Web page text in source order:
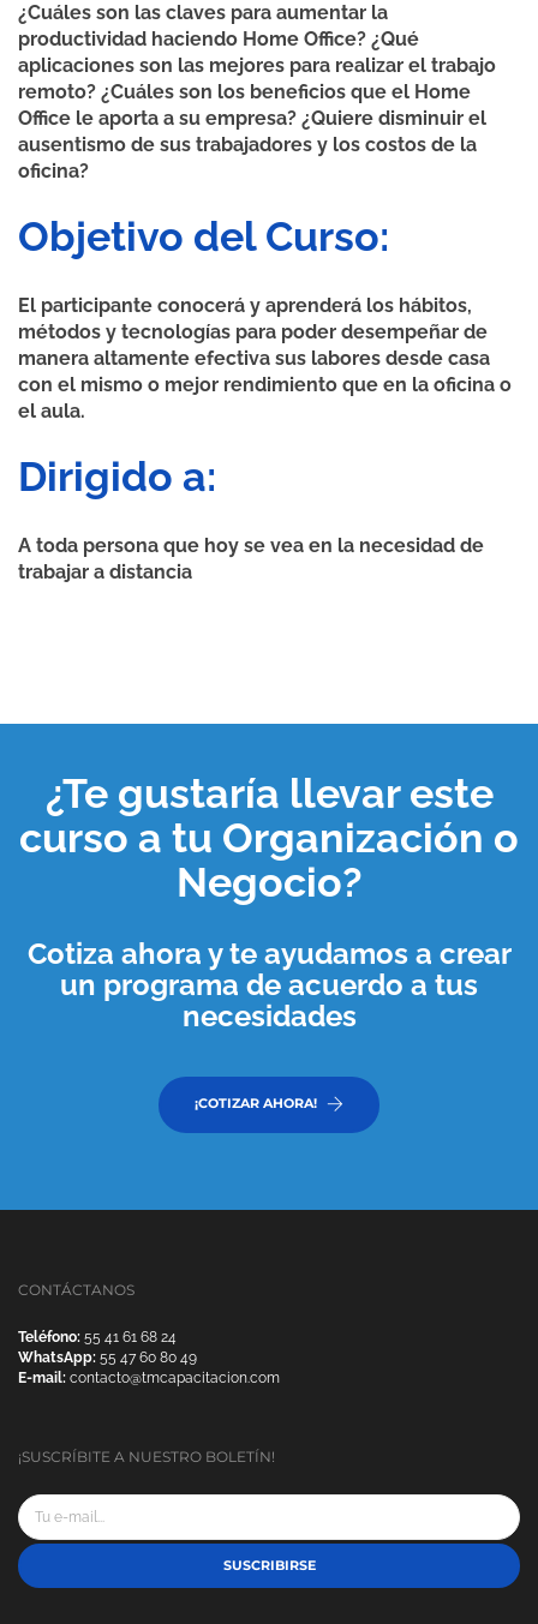
¿Cuáles son las claves para aumentar la
productividad haciendo Home Office? ¿Qué
aplicaciones son las mejores para realizar el trabajo
remoto? ¿Cuáles son los beneficios que el Home
Office le aporta a su empresa? ¿Quiere disminuir el
ausentismo de sus trabajadores y los costos de la
oficina?
Objetivo del Curso:
El participante conocerá y aprenderá los hábitos,
métodos y tecnologías para poder desempeñar de
manera altamente efectiva sus labores desde casa
con el mismo o mejor rendimiento que en la oficina o
el aula.
Dirigido a:
A toda persona que hoy se vea en la necesidad de
trabajar a distancia
¿Te gustaría llevar este
curso a tu Organización o
Negocio?
Cotiza ahora y te ayudamos a crear
un programa de acuerdo a tus
necesidades
¡COTIZAR AHORA!
CONTÁCTANOS
Teléfono: 55 41 61 68 24
WhatsApp: 55 47 60 80 49
E-mail: contacto@tmcapacitacion.com
¡SUSCRÍBITE A NUESTRO BOLETÍN!
SUSCRIBIRSE